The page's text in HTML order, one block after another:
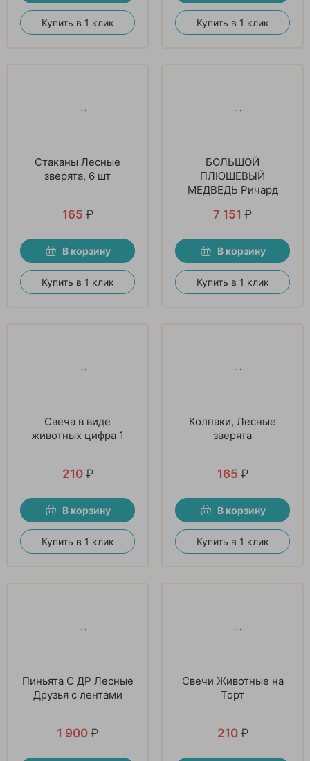
Купить в 1 клик Купить в 1 клик
Стаканы Лесные
зверята, 6 шт
165 ₽
В корзину
Купить в 1 клик
БОЛЬШОЙ
ПЛЮШЕВЫЙ
МЕДВЕДЬ Ричард
160см
7 151 ₽
В корзину
Купить в 1 клик
Свеча в виде
животных цифра 1
210 ₽
В корзину
Купить в 1 клик
Колпаки, Лесные
зверята
165 ₽
В корзину
Купить в 1 клик
Пиньята С ДР Лесные
Друзья с лентами
1 900 ₽
Свечи Животные на
Торт
210 ₽